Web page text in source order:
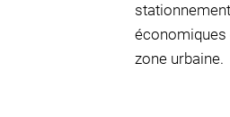
stationnement
économiques
zone urbaine.